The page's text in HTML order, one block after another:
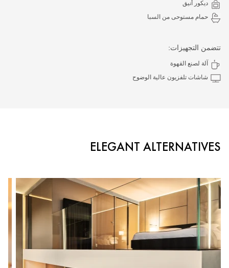
ديكور أنيق
حمام مستوحى من السبا
تتضمن التجهيزات:
آلة لصنع القهوة
شاشات تلفزيون عالية الوضوح
ELEGANT ALTERNATIVES